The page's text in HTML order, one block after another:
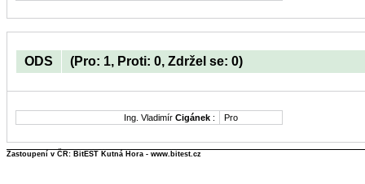
ODS (Pro: 1, Proti: 0, Zdržel se: 0)
Ing. Vladimír Cigánek : Pro
Zastoupení v ČR: BitEST Kutná Hora - www.bitest.cz